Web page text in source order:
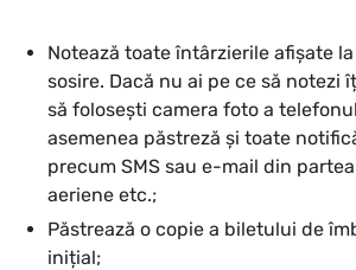
Notează toate întârzierile afișate
sosire. Dacă nu ai pe ce să notezi
să folosești camera foto a
asemenea păstreză și toate
precum SMS sau e-mail din
aeriene etc.;
Păstrează o copie a biletului de
inițial;